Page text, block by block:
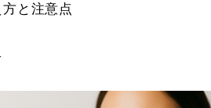
と注意点